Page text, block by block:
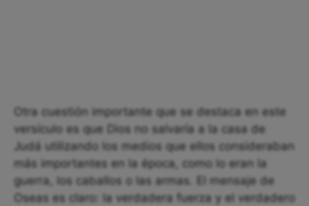
Otra cuestión importante que se destaca en este
versículo es que Dios no salvaría a la casa de
Judá utilizando los medios que ellos consideraban
más importantes en la época, como lo eran la
guerra, los caballos o las armas. El mensaje de
Oseas es claro: la verdadera fuerza y el verdadero